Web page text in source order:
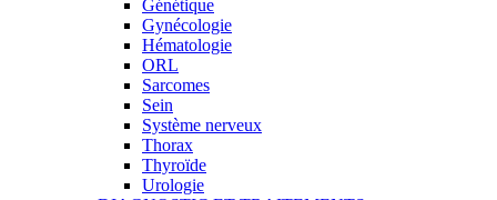
Génétique
Gynécologie
Hématologie
ORL
Sarcomes
Sein
Système nerveux
Thorax
Thyroïde
Urologie